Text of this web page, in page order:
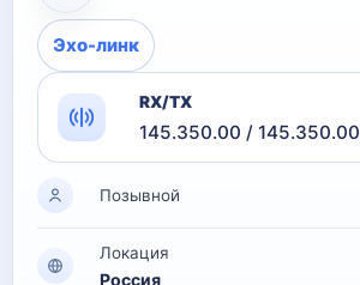
Эхо-линк
RX/TX
145.350.00 / 145.350.00
Позывной
Локация
Россия